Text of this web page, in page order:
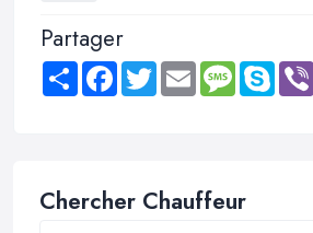
Partager
Share FacebookTwitter Email MessageSkype
Chercher Chauffeur